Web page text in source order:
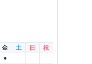
金 土 日
祝
●